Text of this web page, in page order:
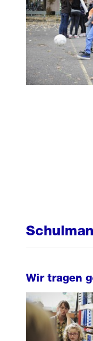
Wir tragen